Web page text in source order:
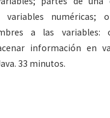
variables numéricas;
a las variables:
información en
33 minutos.